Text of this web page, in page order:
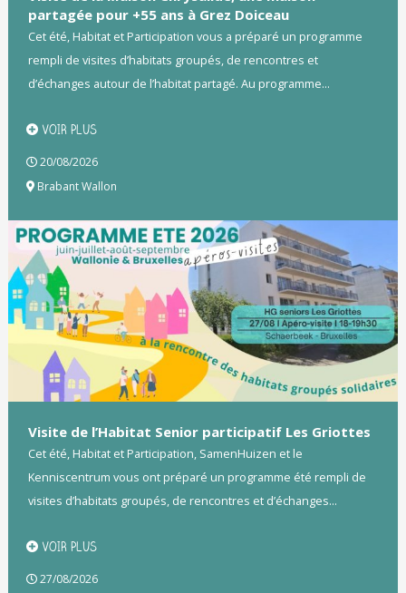
partagée pour +55 ans à Grez Doiceau
Cet été, Habitat et Participation vous a préparé un programme
rempli de visites d’habitats groupés, de rencontres et
d’échanges autour de l’habitat partagé. Au programme...
VOIR PLUS
20/08/2026
Brabant Wallon
Visite de l’Habitat Senior participatif Les Griottes
Cet été, Habitat et Participation, SamenHuizen et le
Kenniscentrum vous ont préparé un programme été rempli de
visites d’habitats groupés, de rencontres et d’échanges...
VOIR PLUS
27/08/2026